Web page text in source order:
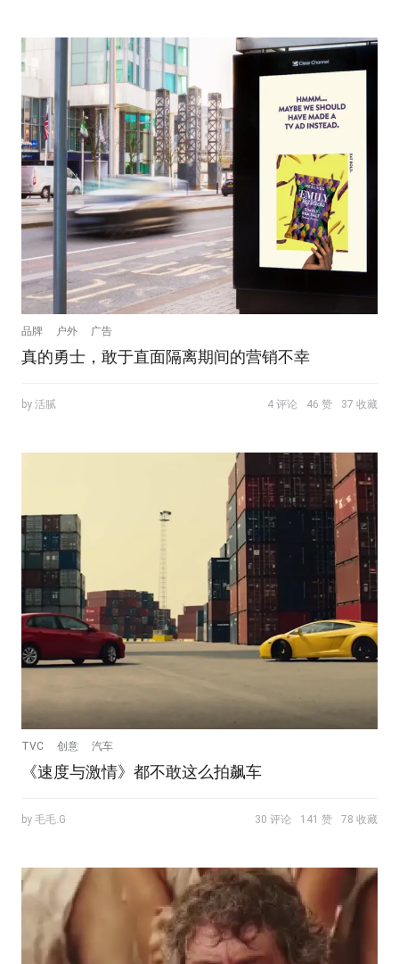
品牌 户外 广告
真的勇士，敢于直面隔离期间的营销不幸
by 活腻 4 评论 46 赞 37 收藏
TVC 创意 汽车
《速度与激情》都不敢这么拍飙车
by 毛毛.G 30 评论 141 赞 78 收藏